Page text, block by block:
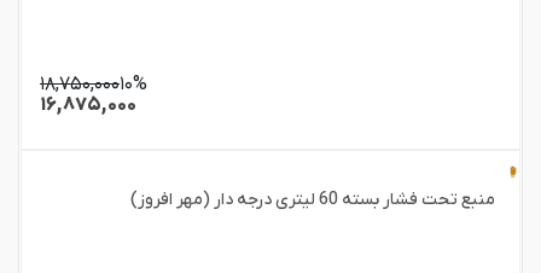
۱۸,۷۵۰,۰۰۰۱۰%
۱۶,۸۷۵,۰۰۰
منبع تحت فشار بسته 60 لیتری درجه دار (مهر افروز)